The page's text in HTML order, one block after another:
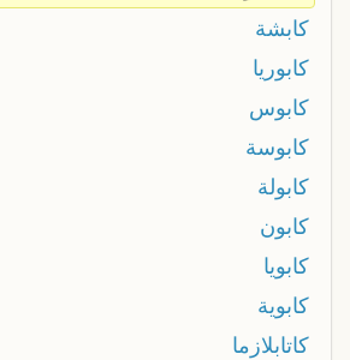
كابشة
كابوريا
كابوس
كابوسة
كابولة
كابون
كابويا
كابوية
كاتابلازما